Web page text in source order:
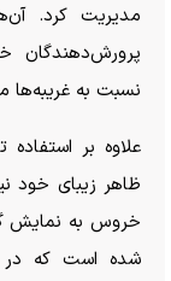
مدیریت کرد.
پرورش‌دهندگان
نسبت به غریبه‌ها
علاوه بر
ظاهر زیبای خود
خروس به نمایش
شده است که در